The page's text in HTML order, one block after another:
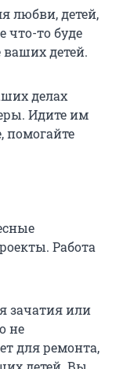
любви, детей,
что-то буде
детей.
делах
Идите им
помогайте
Работа
зачатия или
не
для ремонта,